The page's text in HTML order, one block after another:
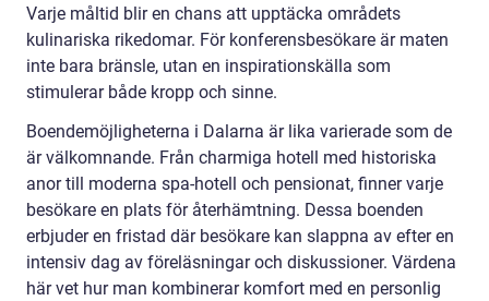
Varje måltid blir en chans att upptäcka områdets
kulinariska rikedomar. För konferensbesökare är maten
inte bara bränsle, utan en inspirationskälla som
stimulerar både kropp och sinne.
Boendemöjligheterna i Dalarna är lika varierade som de
är välkomnande. Från charmiga hotell med historiska
anor till moderna spa-hotell och pensionat, finner varje
besökare en plats för återhämtning. Dessa boenden
erbjuder en fristad där besökare kan slappna av efter en
intensiv dag av föreläsningar och diskussioner. Värdena
här vet hur man kombinerar komfort med en personlig